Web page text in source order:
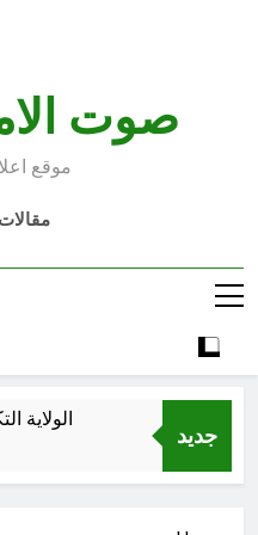
صوت
موقع
جديد
الولاية